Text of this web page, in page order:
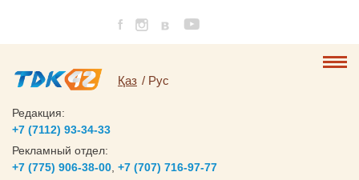
Қаз Рус
Редакция:
+7 (7112) 93-34-33
Рекламный отдел:
+7 (775) 906-38-00 +7 (707) 716-97-77